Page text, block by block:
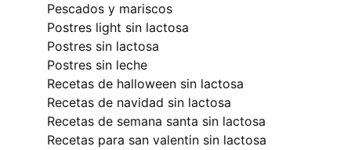
pescados y mariscos
postres light sin lactosa
postres sin lactosa
postres sin leche
recetas de halloween sin lactosa
recetas de navidad sin lactosa
recetas de semana santa sin lactosa
recetas para san valentin sin lactosa